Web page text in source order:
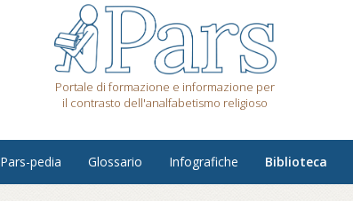
Portale di formazione e informazione per
il contrasto dell'analfabetismo religioso
Pars-pedia Glossario Infografiche Biblioteca